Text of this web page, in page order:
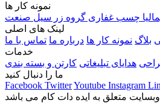
نمونه کار ها
چسب غفاری گروه زر سیل صنعت
لینک های اصلی
بلاگ نمونه کار ها درباره ما تماس با ما
خدمات
هدایای تبلیغاتی کارتن و بسته بندی
ما را دنبال کنید
Facebook TwitterYoutube Instagram